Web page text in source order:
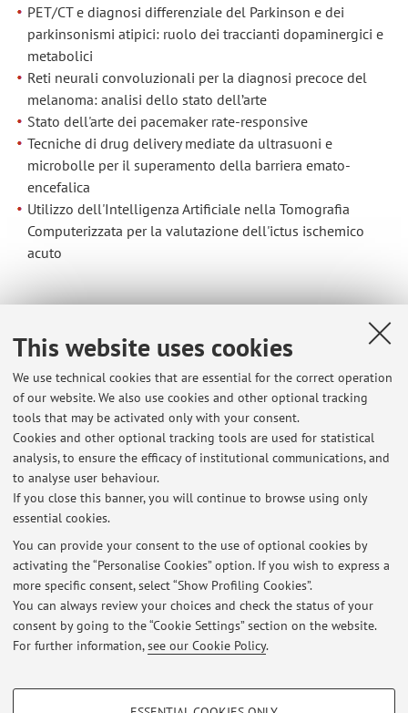
This website uses cookies
We use technical cookies that are essential for the correct operation
of our website. We also use cookies and other optional tracking
tools that may be activated only with your consent.
Cookies and other optional tracking tools are used for statistical
analysis, to ensure the efficacy of institutional communications, and
to analyse user behaviour.
If you close this banner, you will continue to browse using only
essential cookies.
You can provide your consent to the use of optional cookies by
activating the “Personalise Cookies” option. If you wish to express a
more specific consent, select “Show Profiling Cookies”.
You can always review your choices and check the status of your
consent by going to the “Cookie Settings” section on the website.
For further information,see our Cookie Policy.
PROFILING COOKIES - OPTIONAL
PET/CT e diagnosi differenziale del Parkinson e dei
parkinsonismi atipici: ruolo dei traccianti dopaminergici e
metabolici
Reti neurali convoluzionali per la diagnosi precoce del
melanoma: analisi dello stato dell’arte
Stato dell'arte dei pacemaker rate-responsive
Tecniche di drug delivery mediate da ultrasuoni e
microbolle per il superamento della barriera emato-
encefalica
Utilizzo dell'Intelligenza Artificiale nella Tomografia
Computerizzata per la valutazione dell'ictus ischemico
acuto
Design of a P300 Brain-Computer Interface for
Co-Design Approach for Messaging Applications
EEG-Based Detection of Cognitive Task Engagement
During Motor Dual-Task Testing
Personality traits modulate the effect of a novel force-
based haptic rendering approach during a motor learning
task
Latest news
At the moment no news are available.